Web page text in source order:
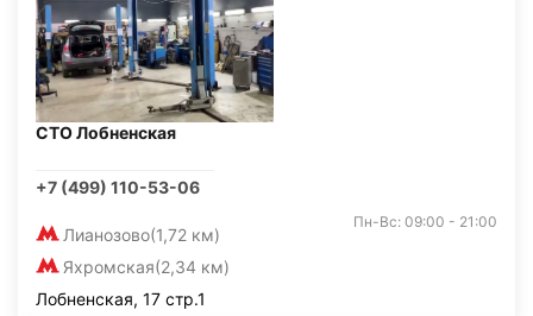
СТО Лобненская
+7 (499) 110-53-06
Лианозово(1,72 км)
Яхромская(2,34 км)
Пн-Вс: 09:00 - 21:00
Лобненская, 17 стр.1